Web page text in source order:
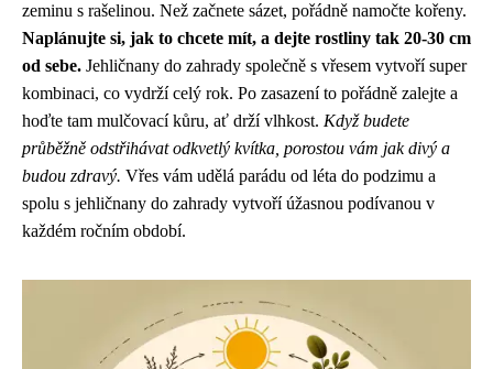
zeminu s rašelinou. Než začnete sázet, pořádně namočte kořeny.
Naplánujte si, jak to chcete mít, a dejte rostliny tak 20-30 cm
od sebe. Jehličnany do zahrady společně s vřesem vytvoří super
kombinaci, co vydrží celý rok. Po zasazení to pořádně zalejte a
hoďte tam mulčovací kůru, ať drží vlhkost. Když budete
průběžně odstřihávat odkvetlý kvítka, porostou vám jak divý a
budou zdravý. Vřes vám udělá parádu od léta do podzimu a
spolu s jehličnany do zahrady vytvoří úžasnou podívanou v
každém ročním období.